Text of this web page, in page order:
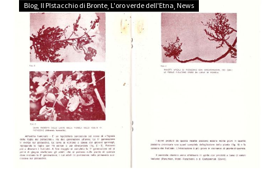
Blog Il PIstacchio di Bronte L'oro verde dell'Etna News